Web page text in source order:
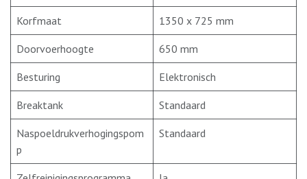
Korfmaat 1350 x 725 mm
Doorvoerhoogte 650 mm
Besturing Elektronisch
Breaktank Standaard
Naspoeldrukverhogingspom
p
Standaard